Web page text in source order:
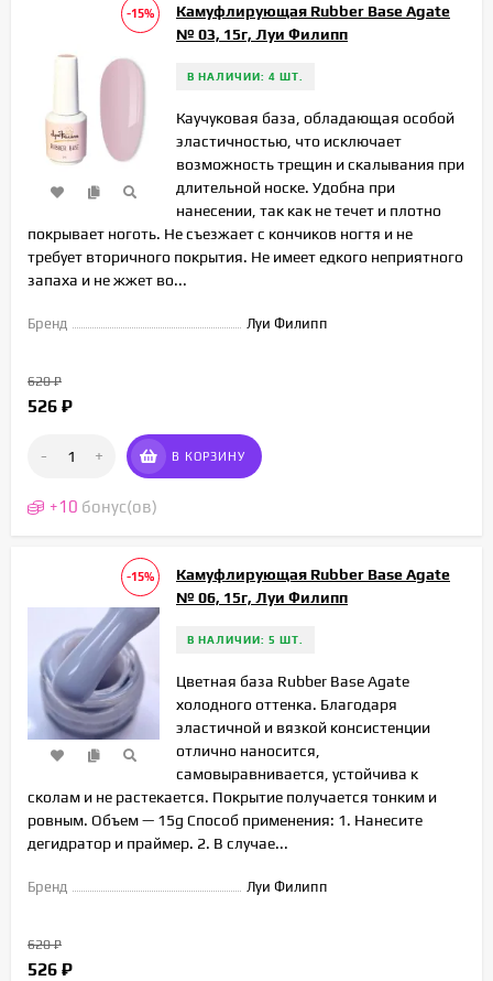
-15%
Камуфлирующая Rubber Base Agate
№ 03, 15г, Луи Филипп
В НАЛИЧИИ: 4 ШТ.
Каучуковая база, обладающая особой
эластичностью, что исключает
возможность трещин и скалывания при
длительной носке. Удобна при
нанесении, так как не течет и плотно
покрывает ноготь. Не съезжает с кончиков ногтя и не
требует вторичного покрытия. Не имеет едкого неприятного
запаха и не жжет во...
Бренд Луи Филипп
620₽
526 ₽
- + В КОРЗИНУ
+10 бонус(ов)
-15%
Камуфлирующая Rubber Base Agate
№ 06, 15г, Луи Филипп
В НАЛИЧИИ: 5 ШТ.
Цветная база Rubber Base Agate
холодного оттенка. Благодаря
эластичной и вязкой консистенции
отлично наносится,
самовыравнивается, устойчива к
сколам и не растекается. Покрытие получается тонким и
ровным. Объем — 15g Способ применения: 1. Нанесите
дегидратор и праймер. 2. В случае...
Бренд Луи Филипп
620₽
526 ₽